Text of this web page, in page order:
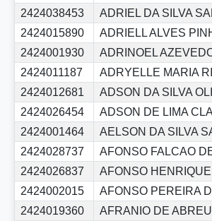
2424038453
ADRIEL DA SILVA
2424015890
ADRIELL ALVES
2424001930
ADRINOEL
2424011187
ADRYELLE MARIA
2424012681
ADSON DA SILVA
2424026454
ADSON DE LIMA
2424001464
AELSON DA SILVA
2424028737
AFONSO FALCAO
2424026837
AFONSO
2424002015
AFONSO PEREIRA
2424019360
AFRANIO DE